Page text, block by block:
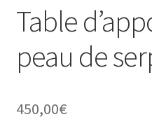
Table
peau de
450,00€